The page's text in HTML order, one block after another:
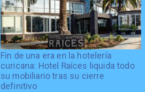
Fin de una era en la hotelería
curicana: Hotel Raíces liquida todo
su mobiliario tras su cierre
definitivo